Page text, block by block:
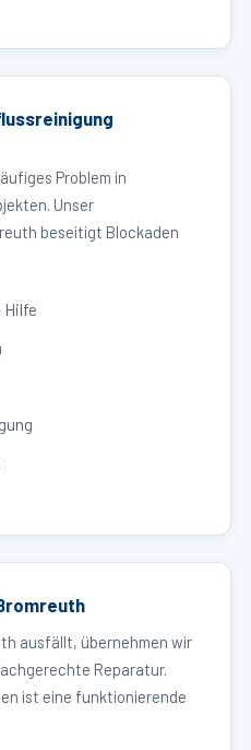
Problem in
Unser
beseitigt Blockaden
Hilfe
ausfällt, übernehmen wir
Reparatur.
ist eine funktionierende